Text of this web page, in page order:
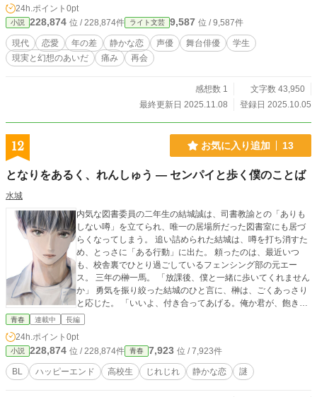
24h.ポイント 0pt
小説 228,874 位 / 228,874件 ライト文芸 9,587 位 / 9,587件
現代 恋愛 年の差 静かな恋 声優 舞台俳優
学生
現実と幻想のあいだ
痛み 再会
感想数 1
文字数 43,950
最終更新日 2025.11.08
登録日 2025.10.05
12 お気に入り追加 13
となりをあるく、れんしゅう ― センパイと歩く僕のことば
水城
内気な図書委員の二年生の結城誠は、司書教諭との「ありも
しない噂」を立てられ、唯一の居場所だった図書室にも居づ
らくなってしまう。 追い詰められた結城は、噂を打ち消すた
め、とっさに「ある行動」に出た。 頼ったのは、最近いつ
も、校舎裏でひとり過ごしているフェンシング部の元エー
ス。 三年の榊一馬。 「放課後、僕と一緒に歩いてくれません
か」 勇気を振り絞った結城のひと言に、榊は、ごくあっさり
と応じた。 「いいよ、付き合ってあげる。俺か君が、飽きる
まで」 榊は結城と違い、いつも人の輪の中心にいる生徒だっ
ようになっていた。 そんな榊の心を支え励ましていたのは、
ＳＮＳに「ＡＫＡＲＩ」という詩人が投稿している詩だっ
た。 だが、その「ＡＫＡＲＩ」の正体とは―― 王子様のよう
な先輩と内気な図書部員が、ゆっくりとふたり一緒に歩くた
青春 連載中 長編
24h.ポイント 0pt
小説 228,874 位 / 228,874件 青春 7,923 位 / 7,923件
BL ハッピーエンド 高校生 じれじれ 静かな恋 謎